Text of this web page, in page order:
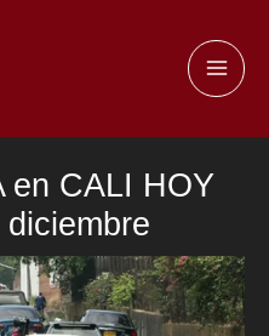
en CALI HOY
diciembre